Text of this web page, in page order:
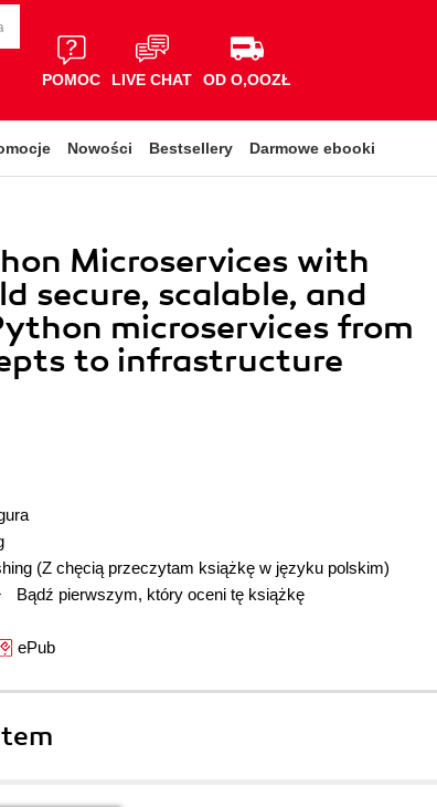
POMOC LIVE CHAT OD O,OOZŁ
Nowości Bestsellery Darmowe ebooki
Microservices with
secure, scalable, and
microservices from
to infrastructure
(Z chęcią przeczytam książkę w języku polskim)
Bądź pierwszym, który oceni tę książkę